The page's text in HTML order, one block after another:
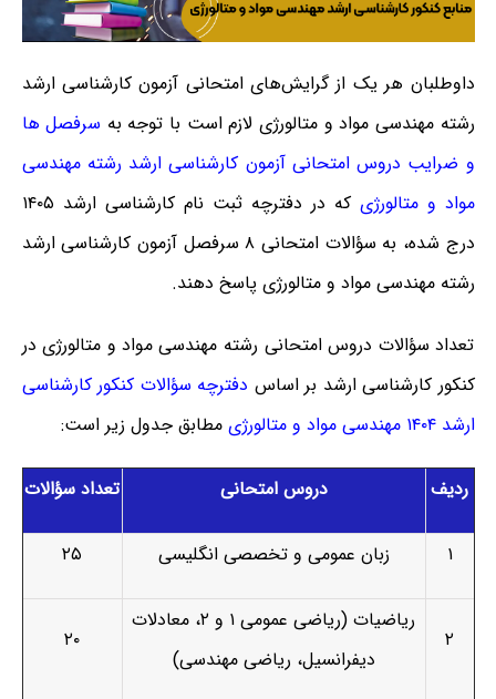
داوطلبان هر یک از گرایش‌های امتحانی آزمون کارشناسی ارشد
رشته مهندسی مواد و متالورژی لازم است با توجه به سرفصل ها
و ضرایب دروس امتحانی آزمون کارشناسی ارشد رشته مهندسی
مواد و متالورژی
که در دفترچه ثبت نام کارشناسی ارشد ۱۴۰۵
درج شده، به سؤالات امتحانی ۸ سرفصل آزمون کارشناسی ارشد
رشته مهندسی مواد و متالورژی پاسخ دهند.
تعداد سؤالات دروس امتحانی رشته مهندسی مواد و متالورژی در
کنکور کارشناسی ارشد بر اساس دفترچه سؤالات کنکور کارشناسی
ارشد ۱۴۰۴ مهندسی مواد و متالورژی
مطابق جدول زیر است:
ردیف دروس امتحانی تعداد سؤالات
۱ زبان عمومی و تخصصی انگلیسی ۲۵
۲
ریاضیات (ریاضی عمومی ۱ و ۲، معادلات
دیفرانسیل، ریاضی مهندسی)
۲۰